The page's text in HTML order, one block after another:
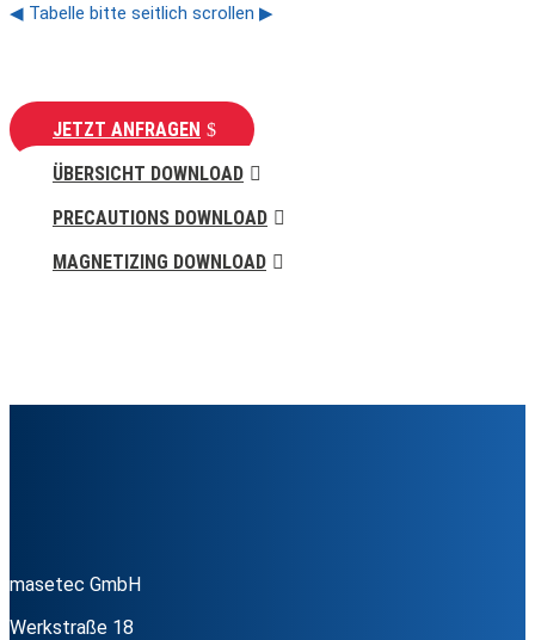
◀ Tabelle bitte seitlich scrollen ▶
JETZT ANFRAGEN
ÜBERSICHT DOWNLOAD
PRECAUTIONS DOWNLOAD
MAGNETIZING DOWNLOAD
masetec GmbH
Werkstraße 18